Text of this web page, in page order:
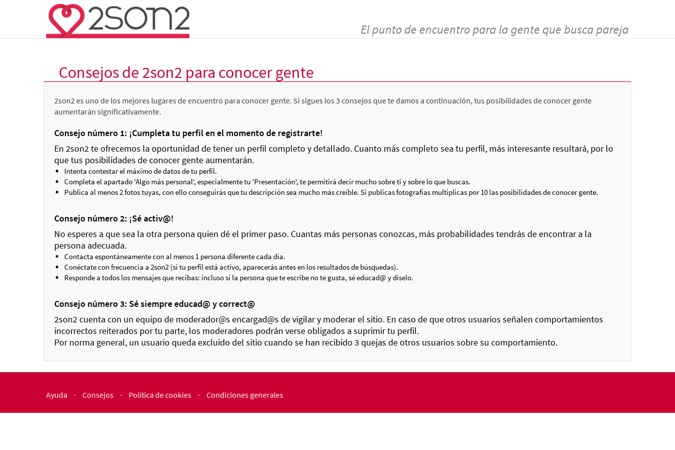
El punto de encuentro para la gente que busca pareja
Consejos de 2son2 para conocer gente
2son2 es uno de los mejores lugares de encuentro para conocer gente. Si sigues los 3 consejos que te damos a continuación, tus posibilidades de conocer gente
aumentarán significativamente.
Consejo número 1: ¡Cumpleta tu perfil en el momento de registrarte!
En 2son2 te ofrecemos la oportunidad de tener un perfil completo y detallado. Cuanto más completo sea tu perfil, más interesante resultará, por lo
que tus posibilidades de conocer gente aumentarán.
Intenta contestar el máximo de datos de tu perfil.
Completa el apartado 'Algo más personal', especialmente tu 'Presentación', te permitirá decir mucho sobre ti y sobre lo que buscas.
Publica al menos 2 fotos tuyas, con ello conseguirás que tu descripción sea mucho más creíble. Si publicas fotografías multiplicas por 10 las posibilidades de conocer gente.
Consejo número 2: ¡Sé activ@!
No esperes a que sea la otra persona quien dé el primer paso. Cuantas más personas conozcas, más probabilidades tendrás de encontrar a la
persona adecuada.
Contacta espontáneamente con al menos 1 persona diferente cada día.
Conéctate con frecuencia a 2son2 (si tu perfil está activo, aparecerás antes en los resultados de búsquedas).
Responde a todos los mensajes que recibas: incluso si la persona que te escribe no te gusta, sé educad@ y díselo.
Consejo número 3: Sé siempre educad@ y correct@
2son2 cuenta con un equipo de moderador@s encargad@s de vigilar y moderar el sitio. En caso de que otros usuarios señalen comportamientos
incorrectos reiterados por tu parte, los moderadores podrán verse obligados a suprimir tu perfil.
Por norma general, un usuario queda excluido del sitio cuando se han recibido 3 quejas de otros usuarios sobre su comportamiento.
Ayuda · Consejos · Política de cookies · Condiciones generales